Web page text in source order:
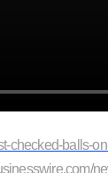
checked-balls-